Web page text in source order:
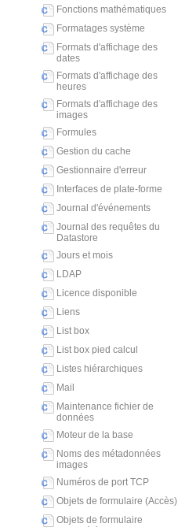
Fonctions mathématiques
Formatages système
Formats d'affichage des
dates
Formats d'affichage des
heures
Formats d'affichage des
images
Formules
Gestion du cache
Gestionnaire d'erreur
Interfaces de plate-forme
Journal d'événements
Journal des requêtes du
Datastore
Jours et mois
LDAP
Licence disponible
Liens
List box
List box pied calcul
Listes hiérarchiques
Mail
Maintenance fichier de
données
Moteur de la base
Noms des métadonnées
images
Numéros de port TCP
Objets de formulaire (Accès)
Objets de formulaire